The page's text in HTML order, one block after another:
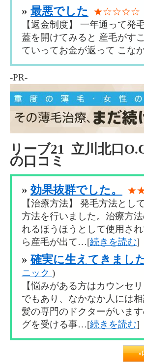
» 最悪でした ★☆☆☆☆
【返金制度】 一年通って発
蓋を開けてみると 産毛がす
ていってお金が返って こな
-PR-
リーブ21 立川北口
の口コミ
» 効果抜群でした。
【治療方法】 発毛方法とし
方法を行いました。治療方
れるほうほうとして使用さ
ら産毛が出て…[続きを読む]
»確実に生えてきました
ニック )
【悩みがある方はカウンセ
でもあり、なかなか人には
髪の専門のドクターがいま
グを受ける事…[続きを読む]
»